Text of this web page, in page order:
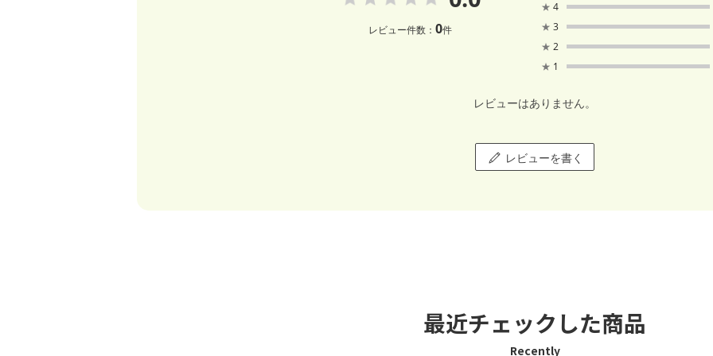
レビュー件数： 0件
★ 4
★ 3
★ 2
★ 1
レビューはありません。
レビューを書く
最近チェックした商品
Recently